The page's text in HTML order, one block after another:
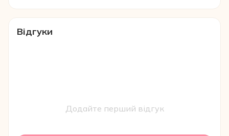
Відгуки
Додайте перший відгук